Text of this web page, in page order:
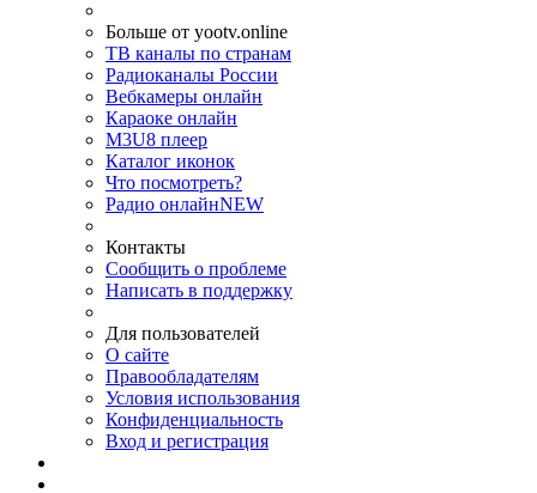
Больше от yootv.online
ТВ каналы по странам
Радиоканалы России
Вебкамеры онлайн
Караоке онлайн
M3U8 плеер
Каталог иконок
Что посмотреть?
Радио онлайнNEW
Контакты
Сообщить о проблеме
Написать в поддержку
Для пользователей
О сайте
Правообладателям
Условия использования
Конфиденциальность
Вход и регистрация